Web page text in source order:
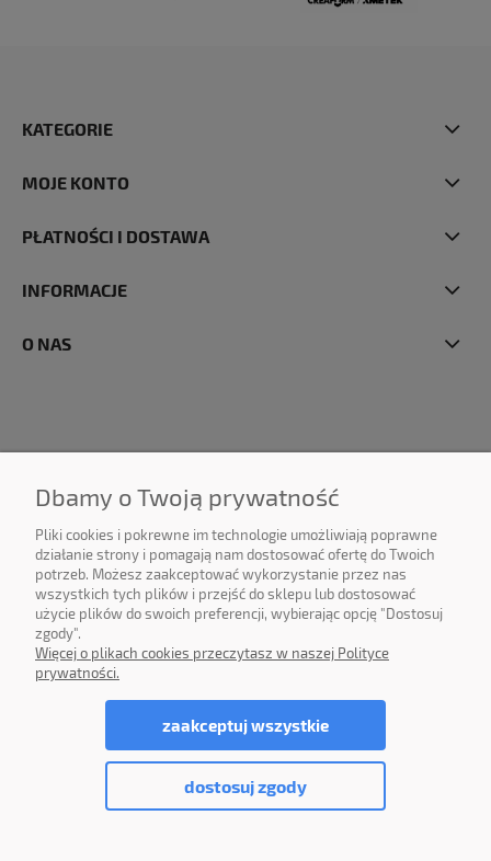
KATEGORIE
MOJE KONTO
PŁATNOŚCI I DOSTAWA
INFORMACJE
O NAS
©2025 DPS Software Sp. z o.o. Wszelkie prawa zastrzeżone. All
rights reserved.
pokaż pełną wersję strony
Dbamy o Twoją prywatność
Pliki cookies i pokrewne im technologie umożliwiają poprawne
działanie strony i pomagają nam dostosować ofertę do Twoich
potrzeb. Możesz zaakceptować wykorzystanie przez nas
wszystkich tych plików i przejść do sklepu lub dostosować
użycie plików do swoich preferencji, wybierając opcję "Dostosuj
zgody".
Więcej o plikach cookies przeczytasz w naszej Polityce
prywatności.
dostosuj zgody
zaakceptuj wszystkie